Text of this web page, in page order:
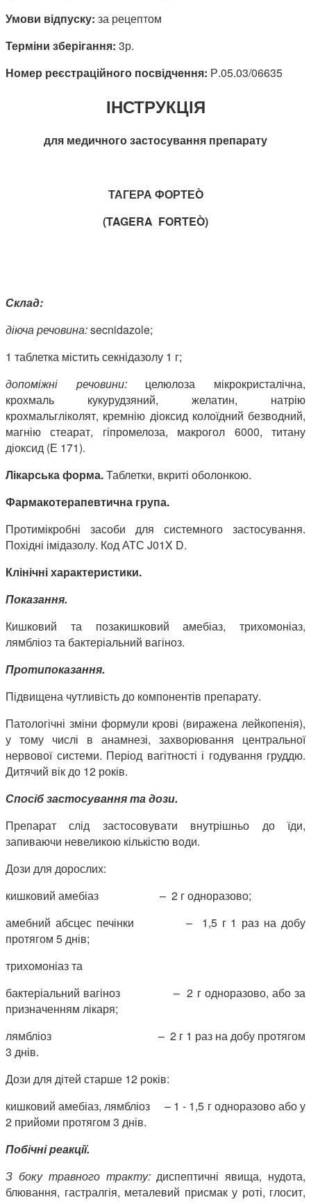
Умови відпуску: за рецептом
Терміни зберігання: 3р.
Номер реєстраційного посвідчення: Р.05.03/06635
ІНСТРУКЦІЯ
для медичного застосування препарату
ТАГЕРА ФОРТЕÒ
(TAGERA FORTEÒ)
Склад:
діюча речовина:secnidazole;
1 таблетка містить секнідазолу 1 г;
допоміжні речовини:целюлоза мікрокристалічна,
крохмаль кукурудзяний, желатин, натрію
крохмальгліколят, кремнію діоксид колоїдний безводний,
магнію стеарат, гіпромелоза, макрогол 6000, титану
діоксид (Е 171).
Лікарська форма.Таблетки, вкриті оболонкою.
Фармакотерапевтична група.
Протимікробні засоби для системного застосування.
Похідні імідазолу. Код АТС J01X D.
Клінічні характеристики.
Показання.
Кишковий та позакишковий амебіаз, трихомоніаз,
лямбліоз та бактеріальний вагіноз.
Протипоказання.
Підвищена чутливість до компонентів препарату.
Патологічні зміни формули крові (виражена лейкопенія),
у тому числі в анамнезі, захворювання центральної
нервової системи. Період вагітності і годування груддю.
Дитячий вік до 12 років.
Спосіб застосування та дози.
Препарат слід застосовувати внутрішньо до їди,
запиваючи невеликою кількістю води.
Дози для дорослих:
кишковий амебіаз – 2 г одноразово;
амебний абсцес печінки – 1,5 г 1 раз на добу
протягом 5 днів;
трихомоніаз та
бактеріальний вагіноз – 2 г одноразово, або за
призначенням лікаря;
лямбліоз – 2 г 1 раз на добу протягом
3 днів.
Дози для дітей старше 12 років:
кишковий амебіаз, лямбліоз – 1 - 1,5 г одноразово або у
2 прийоми протягом 3 днів.
Побічні реакції.
З боку травного тракту:диспептичні явища, нудота,
блювання, гастралгія, металевий присмак у роті, глосит,